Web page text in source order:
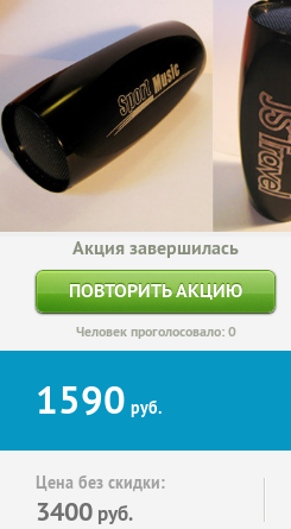
Акция завершилась
ПОВТОРИТЬ АКЦИЮ
Человек проголосовало: 0
1590 руб.
Цена без скидки:
3400 руб.